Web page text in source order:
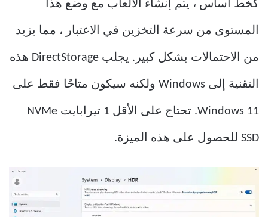
كخط أساس ، يتم إنشاء الألعاب مع وضع هذا
المستوى من سرعة التخزين في الاعتبار ، مما يزيد
من الاحتمالات بشكل كبير. يجلب DirectStorage هذه
التقنية إلى Windows ولكنه سيكون متاحًا فقط على
Windows 11. تحتاج على الأقل 1 تيرابايت NVMe
SSD للحصول على هذه الميزة.